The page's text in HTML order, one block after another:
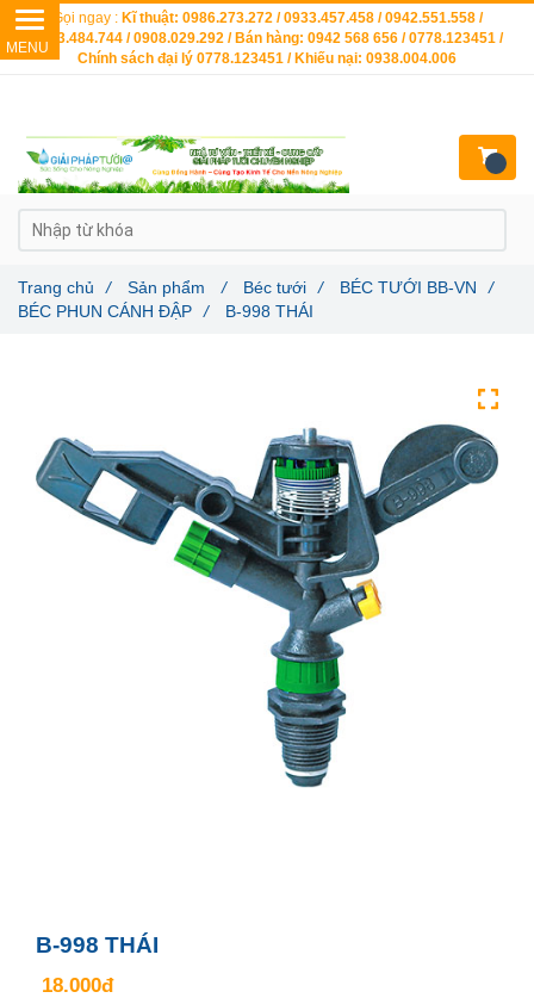
B-998 THÁI
18.000đ
Trang chủ / Sản phẩm / Béc tưới / BÉC TƯỚI BB-VN
/
BÉC PHUN CÁNH ĐẬP
/ B-998 THÁI
Gọi ngay : Kĩ thuật: 0986.273.272 / 0933.457.458 / 0942.551.558 /
0903.484.744 / 0908.029.292 / Bán hàng: 0942 568 656 / 0778.123451 /
Chính sách đại lý 0778.123451 / Khiếu nại: 0938.004.006